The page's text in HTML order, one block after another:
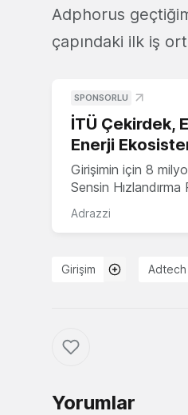
Adphorus
çapındaki ilk iş
SPONSORLU
İTÜ Çekirdek,
Enerji
Girişimin için 8
Sensin
Adrazzi
Girişim Adtech
Yorumlar